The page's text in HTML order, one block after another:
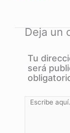
de
Deja un
Tu
será
Escribe